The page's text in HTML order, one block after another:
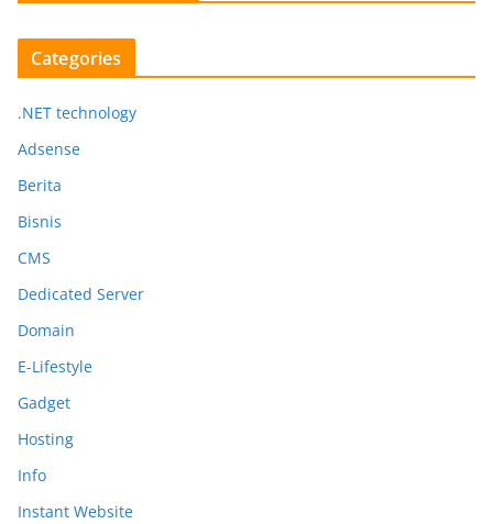
Categories
.NET technology
Adsense
Berita
Bisnis
CMS
Dedicated Server
Domain
E-Lifestyle
Gadget
Hosting
Info
Instant Website